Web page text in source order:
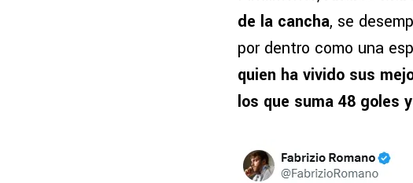
de la cancha, se
por dentro como una
quien ha vivido sus
los que suma 48 goles